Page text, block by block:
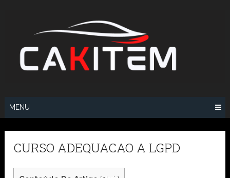
MENU
CURSO ADEQUACAO A LGPD